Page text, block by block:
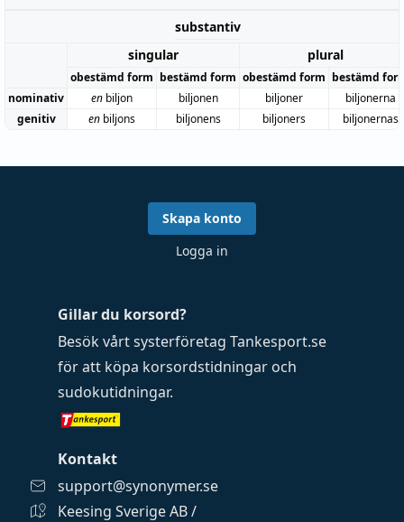
substantiv
singular
plural
obestämd form bestämd form obestämd form bestämd
nominativ
en biljon biljonen biljoner
biljonerna
genitiv
en biljons biljonens biljoners biljonernas
Gillar du korsord?
Besök vårt systerföretag Tankesport.se
för att köpa korsordstidningar och
sudokutidningar.
Kontakt
support@synonymer.se
Keesing Sverige AB /
Skapa konto
Logga in